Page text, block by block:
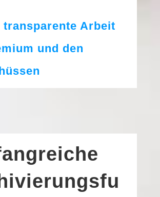
Arbeit
und den